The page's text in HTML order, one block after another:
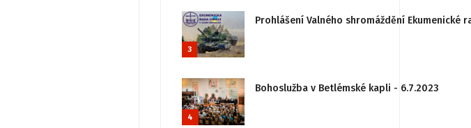
3
Prohlášení Valného shromáždění
4
Bohoslužba v Betlémské kapli - 6.7.2023